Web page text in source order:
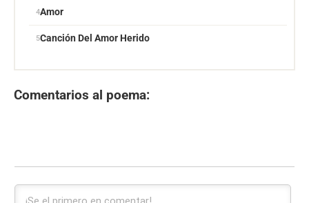
Amor
Canción Del Amor Herido
Comentarios al poema: